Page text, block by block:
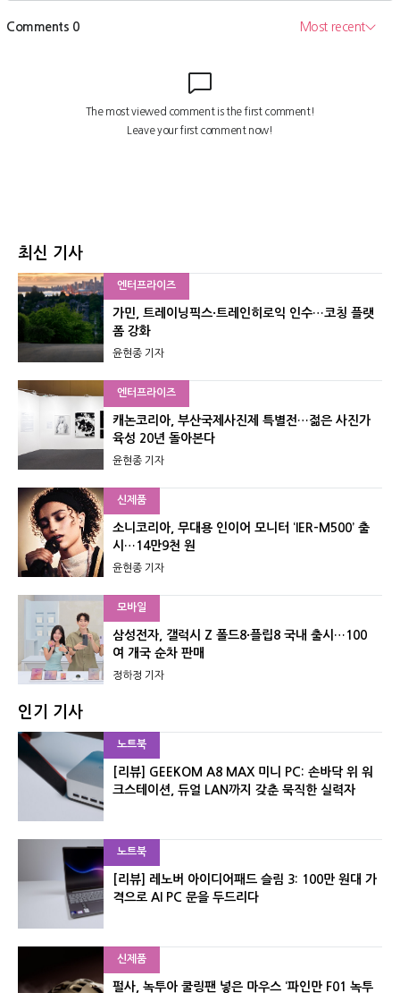
최신 기사
엔터프라이즈
가민, 트레이닝픽스·트레인히로익 인수…코칭 플랫
폼 강화
윤현종 기자
엔터프라이즈
캐논코리아, 부산국제사진제 특별전…젊은 사진가
육성 20년 돌아본다
윤현종 기자
신제품
소니코리아, 무대용 인이어 모니터 ‘IER-M500’ 출
시…14만9천 원
윤현종 기자
모바일
삼성전자, 갤럭시 Z 폴드8·플립8 국내 출시…100
여 개국 순차 판매
정하정 기자
인기 기사
노트북
[리뷰] GEEKOM A8 MAX 미니 PC: 손바닥 위 워
크스테이션, 듀얼 LAN까지 갖춘 묵직한 실력자
노트북
[리뷰] 레노버 아이디어패드 슬림 3: 100만 원대 가
격으로 AI PC 문을 두드리다
신제품
펄사, 녹투아 쿨링팬 넣은 마우스 ‘파인만 F01 녹투